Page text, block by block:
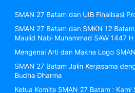
SMAN 27 Batam dan UIB Finalisasi
SMAN 27 Batam dan SMKN 12
Maulid Nabi Muhammad SAW 1447 H
Mengenal Arti dan Makna Logo
SMAN 27 Batam Jalin Kerjasama
Budha Dharma
Ketua Komite SMAN 27 Batam :